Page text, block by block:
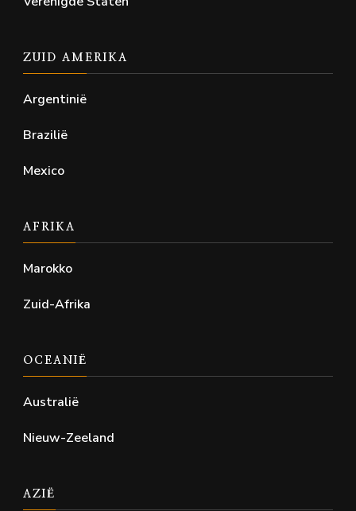
ZUID AMERIKA
Argentinië
Brazilië
Mexico
AFRIKA
Marokko
Zuid-Afrika
OCEANIË
Australië
Nieuw-Zeeland
AZIË